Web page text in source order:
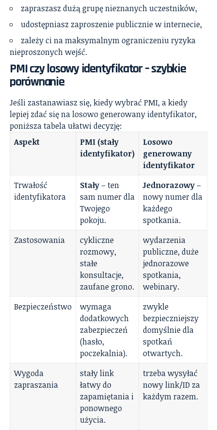
zapraszasz dużą grupę nieznanych uczestników,
udostępniasz zaproszenie publicznie w internecie,
zależy ci na maksymalnym ograniczeniu ryzyka
nieproszonych wejść.
PMI czy losowy identyfikator – szybkie
porównanie
Jeśli zastanawiasz się, kiedy wybrać PMI, a kiedy
lepiej zdać się na losowo generowany identyfikator,
poniższa tabela ułatwi decyzję:
Aspekt
PMI (stały
identyfikator)
Losowo
generowany
identyfikator
Trwałość
identyfikatora
Stały– ten
sam numer dla
Twojego
pokoju.
Jednorazowy–
nowy numer dla
każdego
spotkania.
Zastosowania
cykliczne
rozmowy,
stałe
konsultacje,
zaufane grono.
wydarzenia
publiczne, duże
jednorazowe
spotkania,
webinary.
Bezpieczeństwo
wymaga
dodatkowych
zabezpieczeń
(hasło,
poczekalnia).
zwykle
bezpieczniejszy
domyślnie dla
spotkań
otwartych.
Wygoda
zapraszania
stały link
łatwy do
zapamiętania i
ponownego
użycia.
trzeba wysyłać
nowy link/ID za
każdym razem.